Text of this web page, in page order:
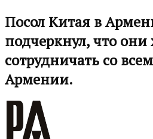
Посол Китая в
подчеркнул, что
сотрудничать со
Армении.